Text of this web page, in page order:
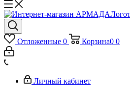
Отложенные 0 Корзина0 0
Личный кабинет